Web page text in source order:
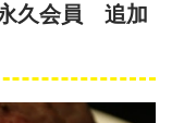
永久会員 追加